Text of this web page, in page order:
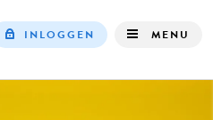
INLOGGEN MENU